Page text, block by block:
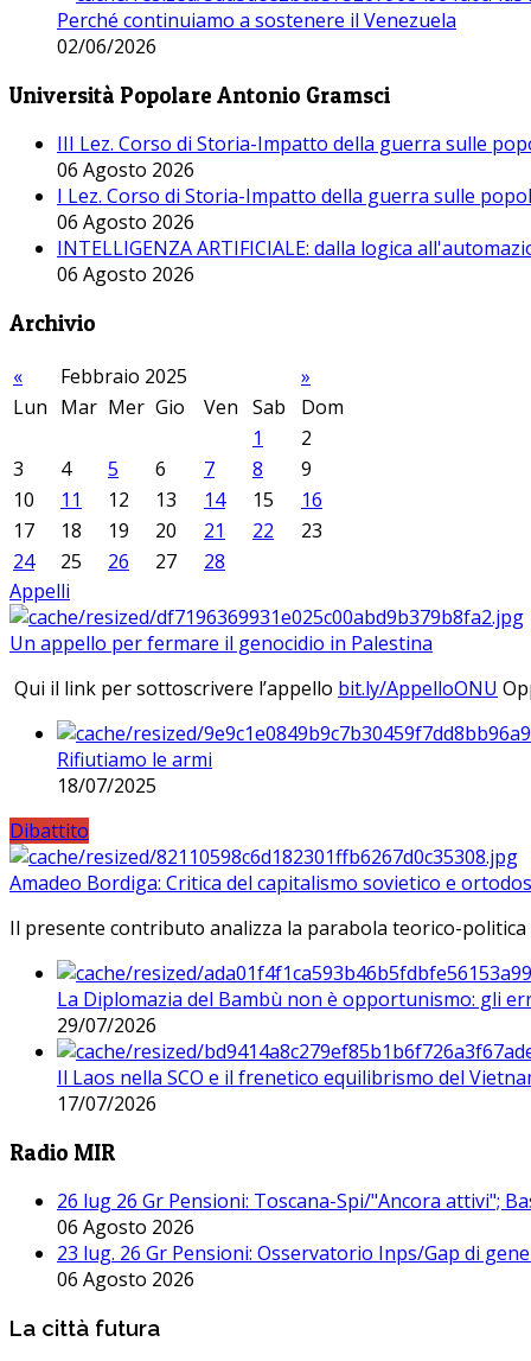
Perché continuiamo a sostenere il Venezuela
02/06/2026
Università Popolare Antonio Gramsci
III Lez. Corso di Storia-Impatto della guerra sulle
06 Agosto 2026
I Lez. Corso di Storia-Impatto della guerra sulle
06 Agosto 2026
INTELLIGENZA ARTIFICIALE: dalla logica
06 Agosto 2026
Archivio
« Febbraio 2025
»
Lun Mar Mer Gio Ven Sab
Dom
1
2
3
4 5 6 7 8
9
10
11 12 13 14 15
16
17
18 19 20 21 22
23
24
25 26 27
28
Appelli
Un appello per fermare il genocidio in Palestina
Qui il link per sottoscrivere l’appello bit.ly/AppelloONU
Rifiutiamo le armi
18/07/2025
Dibattito
Amadeo Bordiga: Critica del capitalismo sovietico e
Il presente contributo analizza la parabola teorico-
La Diplomazia del Bambù non è opportunismo: gli
29/07/2026
Il Laos nella SCO e il frenetico equilibrismo del
17/07/2026
Radio MIR
26 lug 26 Gr Pensioni: Toscana-Spi/"Ancora attivi";
06 Agosto 2026
23 lug. 26 Gr Pensioni: Osservatorio Inps/Gap di
06 Agosto 2026
La città futura